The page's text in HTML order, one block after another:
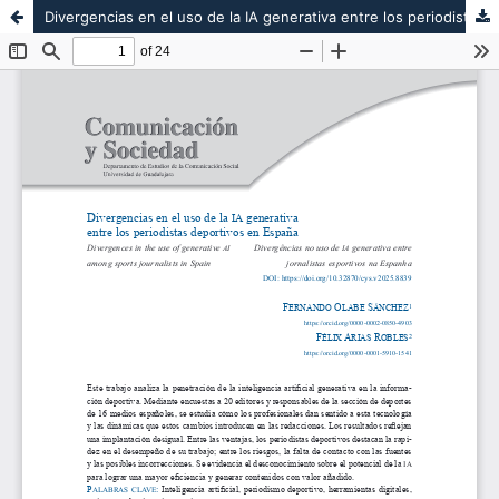
Divergencias en el uso de la IA generativa entre los periodistas deportivos en España